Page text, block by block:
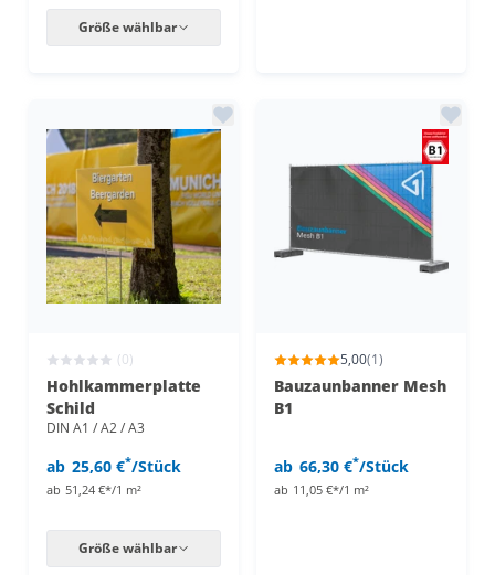
Größe wählbar
(0)
Hohlkammerplatte
Schild
DIN A1 / A2 / A3
ab 25,60 €*/Stück
ab 51,24 €*/1 m²
Größe wählbar
5,00(1)
Bauzaunbanner Mesh
B1
ab 66,30 €*/Stück
ab 11,05 €*/1 m²